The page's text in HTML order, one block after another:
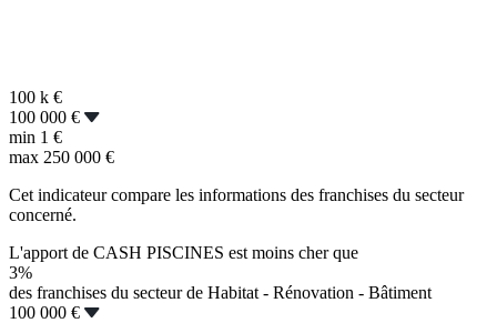
100 k €
100 000 €
min 1 €
max 250 000 €
Cet indicateur compare les informations des franchises du secteur
concerné.
L'apport de CASH PISCINES est moins cher que
3%
des franchises du secteur de Habitat - Rénovation - Bâtiment
100 000 €